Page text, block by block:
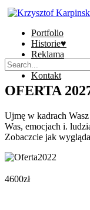
Portfolio
Historie♥
Reklama
Sklep
Kontakt
OFERTA
Ujmę w kadrach
Was, emocjach i.
Zobaczcie jak
4600zł